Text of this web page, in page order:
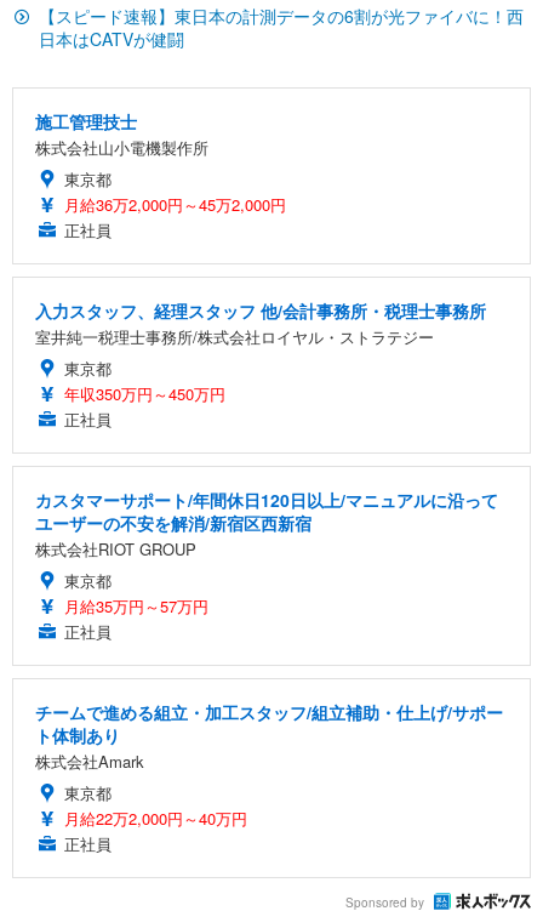
能 人間工学 椅子 腰サポート 90度跳ね上げ式アーム
レスト 3Dヘッドレスト ハンガー付き 高反発クッシ
務用 おしゃれ パソコンチェア (ブラック)
ワーク チェア 強化バックレスト 30度ロッキング機
ョン PCチェア 通気性メッシュ ゲーミング/勉強/事
￥7,680
ANDWINT オフィスチェア デスクチェア 肘なし メ
ッシュ 通気性 ランバーサポート付き 腰サポート ガ
ス圧無段階昇降 360度回転 キャスター付き コンパク
ト 幅52×奥行58.5×高さ84～96cm テレワーク 在宅
勤務 ブラック
￥4,139
フック付き（CFI-ZDM1J）
￥49,979
ー フルHD（1920×1080）VA 非光沢 HDMI/DisplayP
￥15,800
【MiniLED/24.5inch/280Hz/FHD】GRAPHT THE S
HOOTER Gaming Monitor 24” Essential ゲーミン
グモニター QD 24.5インチ 1ms FHD 量子ドット 残
像低減 (3年保証 | 輝点保証 | 日本メーカー)
￥34,980
り 単品
￥1,800
限定】 Smart Basic アイリスオーヤマ ペットシーツ
￥3,670
アイリスオーヤマ ペットシーツ 超厚型 お徳用 レギ
ュラー 200枚入【Amazon.co.jp限定】
￥3,731
【スピード速報】東日本の計測データの6割が光ファイバに！西
日本はCATVが健闘
施工管理技士
株式会社山小電機製作所
東京都
月給36万2,000円～45万2,000円
正社員
入力スタッフ、経理スタッフ 他/会計事務所・税理士事務所
室井純一税理士事務所/株式会社ロイヤル・ストラテジー
東京都
年収350万円～450万円
正社員
カスタマーサポート/年間休日120日以上/マニュアルに沿って
ユーザーの不安を解消/新宿区西新宿
株式会社RIOT GROUP
東京都
月給35万円～57万円
正社員
チームで進める組立・加工スタッフ/組立補助・仕上げ/サポー
ト体制あり
株式会社Amark
東京都
月給22万2,000円～40万円
正社員
Sponsored by